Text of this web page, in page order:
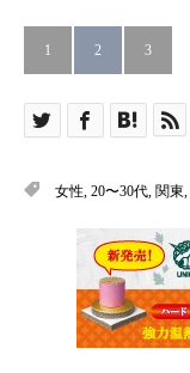
1 2 3
女性, 20〜30代, 関東,